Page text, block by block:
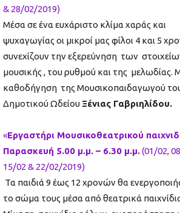
& 28/02/2019)
Μέσα σε ένα ευχάριστο κλίμα χαράς και
ψυχαγωγίας οι μικροί μας φίλοι 4 και 5
συνεχίζουν την εξερεύνηση των
μουσικής , του ρυθμού και της μελωδίας.
καθοδήγηση της Μουσικοπαιδαγωγού
Δημοτικού Ωδείου Ξένιας Γαβριηλίδου.
«Εργαστήρι Μουσικοθεατρικού
Παρασκευή 5.00 μ.μ. – 6.30 μ.μ.(01/02,
15/02 & 22/02/2019)
Τα παιδιά 9 έως 12 χρονών θα
το σώμα τους μέσα από θεατρικά